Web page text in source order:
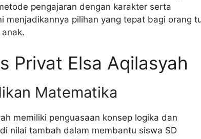
pengajaran dengan karakter serta
menjadikannya pilihan yang tepat bagi orang
Privat Elsa Aqilasyah
Matematika
memiliki penguasaan konsep logika dan
nilai tambah dalam membantu siswa SD